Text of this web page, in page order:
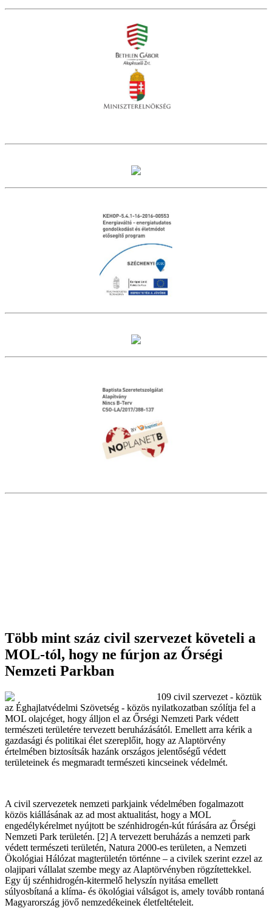
Több mint száz civil szervezet követeli a
MOL-tól, hogy ne fúrjon az Őrségi
Nemzeti Parkban
109 civil szervezet - köztük
az Éghajlatvédelmi Szövetség - közös nyilatkozatban szólítja fel a
MOL olajcéget, hogy álljon el az Őrségi Nemzeti Park védett
természeti területére tervezett beruházásától. Emellett arra kérik a
gazdasági és politikai élet szereplőit, hogy az Alaptörvény
értelmében biztosítsák hazánk országos jelentőségű védett
területeinek és megmaradt természeti kincseinek védelmét.
A civil szervezetek nemzeti parkjaink védelmében fogalmazott
közös kiállásának az ad most aktualitást, hogy a MOL
engedélykérelmet nyújtott be szénhidrogén-kút fúrására az Őrségi
Nemzeti Park területén. [2] A tervezett beruházás a nemzeti park
védett természeti területén, Natura 2000-es területen, a Nemzeti
Ökológiai Hálózat magterületén történne – a civilek szerint ezzel az
olajipari vállalat szembe megy az Alaptörvényben rögzítettekkel.
Egy új szénhidrogén-kitermelő helyszín nyitása emellett
súlyosbítaná a klíma- és ökológiai válságot is, amely tovább rontaná
Magyarország jövő nemzedékeinek életfeltételeit.